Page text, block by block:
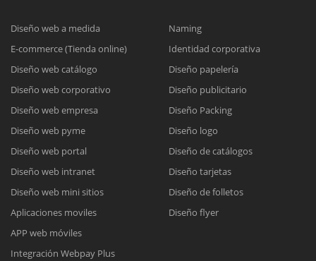
Diseño web a medida
E-commerce (Tienda online)
Diseño web catálogo
Diseño web corporativo
Diseño web empresa
Diseño web pyme
Diseño web portal
Diseño web intranet
Diseño web mini sitios
Aplicaciones moviles
APP web móviles
Integración Webpay Plus
Naming
Identidad corporativa
Diseño papelería
Diseño publicitario
Diseño Packing
Diseño logo
Diseño de catálogos
Diseño tarjetas
Diseño de folletos
Diseño flyer